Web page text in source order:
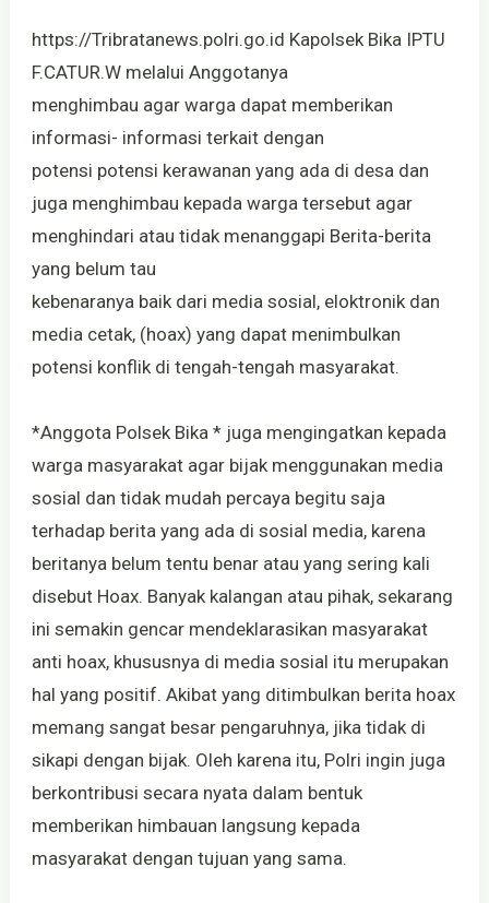
https://Tribratanews.polri.go.id Kapolsek Bika IPTU
F.CATUR.W melalui Anggotanya
menghimbau agar warga dapat memberikan
informasi- informasi terkait dengan
potensi potensi kerawanan yang ada di desa dan
juga menghimbau kepada warga tersebut agar
menghindari atau tidak menanggapi Berita-berita
yang belum tau
kebenaranya baik dari media sosial, eloktronik dan
media cetak, (hoax) yang dapat menimbulkan
potensi konflik di tengah-tengah masyarakat.
*Anggota Polsek Bika * juga mengingatkan kepada
warga masyarakat agar bijak menggunakan media
sosial dan tidak mudah percaya begitu saja
terhadap berita yang ada di sosial media, karena
beritanya belum tentu benar atau yang sering kali
disebut Hoax. Banyak kalangan atau pihak, sekarang
ini semakin gencar mendeklarasikan masyarakat
anti hoax, khususnya di media sosial itu merupakan
hal yang positif. Akibat yang ditimbulkan berita hoax
memang sangat besar pengaruhnya, jika tidak di
sikapi dengan bijak. Oleh karena itu, Polri ingin juga
berkontribusi secara nyata dalam bentuk
memberikan himbauan langsung kepada
masyarakat dengan tujuan yang sama.